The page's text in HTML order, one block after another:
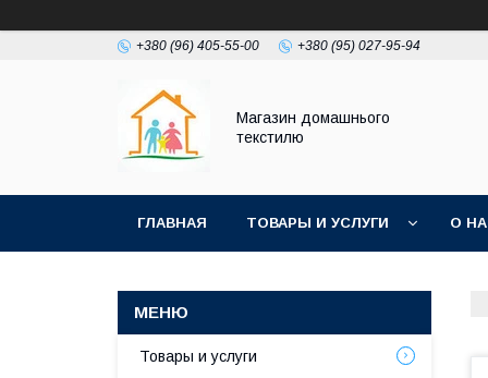
+380 (96) 405-55-00 +380 (95) 027-95-94
Магазин домашнього
текстилю
ГЛАВНАЯ ТОВАРЫ И УСЛУГИ О
Товары и услуги